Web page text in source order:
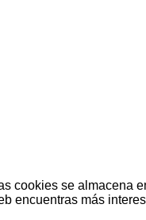
cookies se almacena
encuentras más